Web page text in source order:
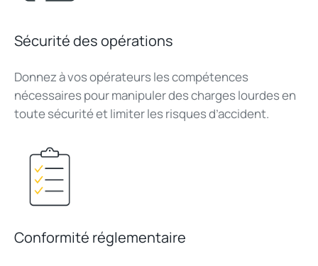
Sécurité des opérations
Donnez à vos opérateurs les compétences
nécessaires pour manipuler des charges lourdes en
toute sécurité et limiter les risques d’accident.
Conformité réglementaire